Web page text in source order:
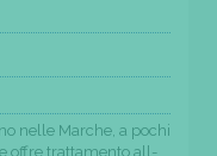
nelle Marche, a pochi
offre trattamento all-